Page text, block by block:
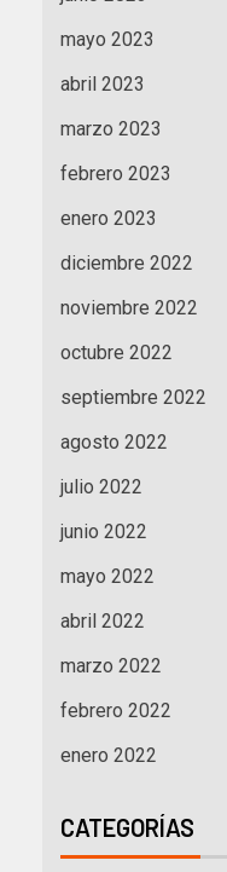
mayo 2023
abril 2023
marzo 2023
febrero 2023
enero 2023
diciembre 2022
noviembre 2022
octubre 2022
septiembre 2022
agosto 2022
julio 2022
junio 2022
mayo 2022
abril 2022
marzo 2022
febrero 2022
enero 2022
CATEGORÍAS